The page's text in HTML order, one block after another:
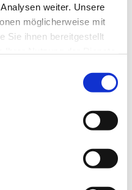
weiter. Unsere
möglicherweise mit
Sie ihnen bereitgestellt